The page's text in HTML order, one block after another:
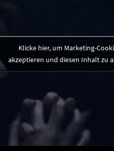
Klicke hier, um Marketing-
akzeptieren und diesen Inhalt zu